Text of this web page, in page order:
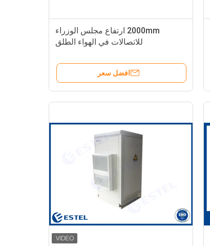
2000mm ارتفاع مجلس الوزراء
للاتصالات في الهواء الطلق
افضل سعر